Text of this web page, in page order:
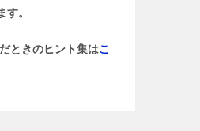
す。
ときのヒント集はこ